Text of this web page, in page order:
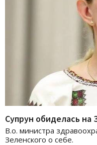
Супрун обиделась на
В.о. министра
Зеленского о себе.